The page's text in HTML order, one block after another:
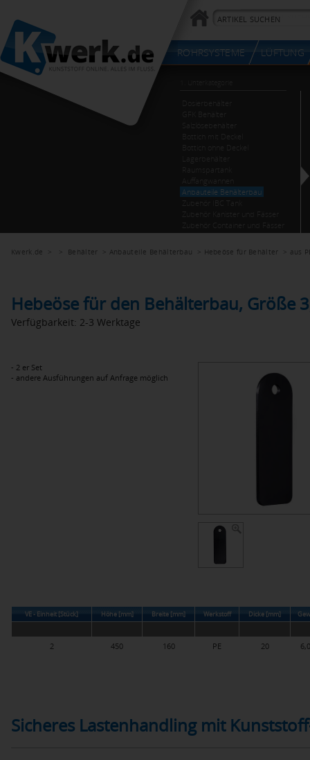
Kwerk.de > > Behälter > Anbauteile Behälterbau > Hebeöse für Behälter > aus
Hebeöse für den Behälterbau, Größe
Verfügbarkeit: 2-3 Werktage
- 2 er Set
- andere Ausführungen auf Anfrage möglich
VE - Einheit [Stück] Höhe [mm] Breite [mm] Werkstoff Dicke [mm]
2 450 160 PE 20
Sicheres Lastenhandling mit